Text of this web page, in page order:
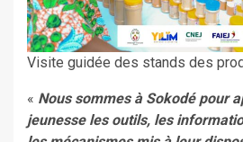
Visite guidée des stands des
« Nous sommes à Sokodé pour
jeunesse les outils, les